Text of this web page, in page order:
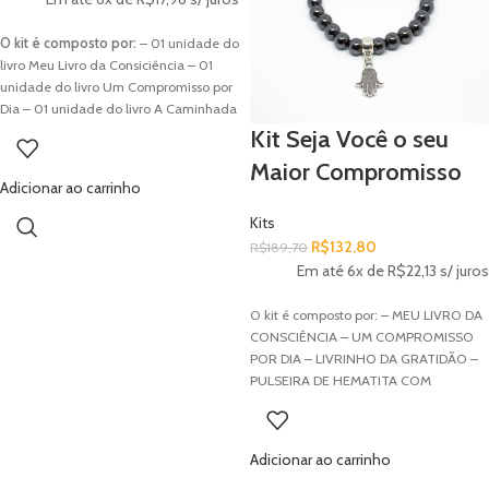
costelas se curvam para cima, está
relacionado com a consciência mental
e instintos fortes 4˚ chakra – coração:
localizado no centro do tórax, está
chakra – garganta: localizado na
à comunicação 6˚ chakra – terceiro
está relacionado com a intuição e os
O kit é composto por: – 01 unidade do
livro Meu Livro da Consiciência – 01
unidade do livro Um Compromisso por
Dia – 01 unidade do livro A Caminhada
– 01 pedra de ametista – 01 sacolinha
página
Adicionar ao carrinho
Kit Seja Você o seu
Maior Compromisso
Kits
R$189,70 R$132,80
Em até 6x deR$22,13 s/ juros
O kit é composto por: – MEU LIVRO DA
CONSCIÊNCIA – UM COMPROMISSO
POR DIA – LIVRINHO DA GRATIDÃO –
PULSEIRA DE HEMATITA COM
INSTITUTO TADASHI KADOMOTO Crie
Não se deixe levar pela preocupação
Adicionar ao carrinho